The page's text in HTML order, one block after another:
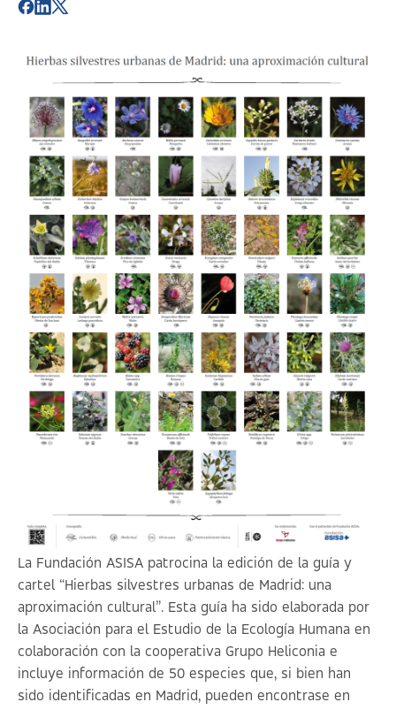
La Fundación ASISA patrocina la edición de la guía y
cartel “Hierbas silvestres urbanas de Madrid: una
aproximación cultural”. Esta guía ha sido elaborada por
la Asociación para el Estudio de la Ecología Humana en
colaboración con la cooperativa Grupo Heliconia e
incluye información de 50 especies que, si bien han
sido identificadas en Madrid, pueden encontrase en